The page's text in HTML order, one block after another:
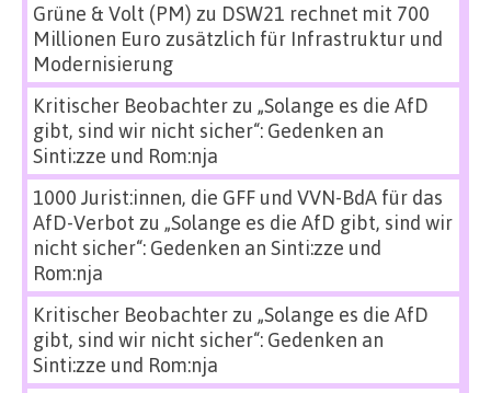
Grüne & Volt (PM) zu DSW21 rechnet mit 700
Millionen Euro zusätzlich für Infrastruktur und
Modernisierung
Kritischer Beobachterzu „Solange es die AfD
gibt, sind wir nicht sicher“: Gedenken an
Sinti:zze und Rom:nja
1000 Jurist:innen, die GFF und VVN-BdA für das
AfD-Verbot zu „Solange es die AfD gibt, sind wir
nicht sicher“: Gedenken an Sinti:zze und
Rom:nja
Kritischer Beobachterzu „Solange es die AfD
gibt, sind wir nicht sicher“: Gedenken an
Sinti:zze und Rom:nja